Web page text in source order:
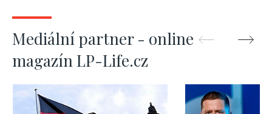
Mediální partner - online
magazín LP-Life.cz